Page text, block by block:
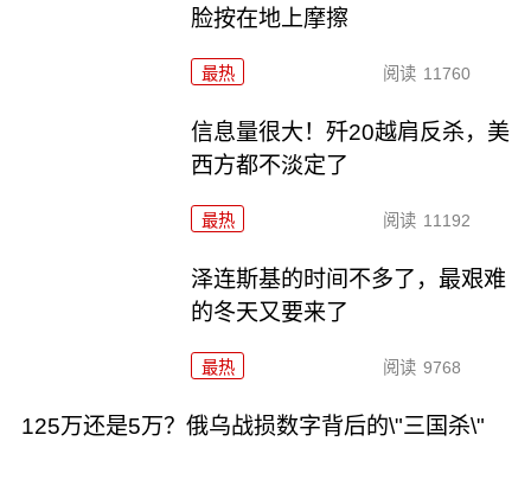
脸按在地上摩擦
最热 阅读 11760
信息量很大！歼20越肩反杀，美
西方都不淡定了
最热 阅读 11192
泽连斯基的时间不多了，最艰难
的冬天又要来了
最热 阅读 9768
125万还是5万？俄乌战损数字背后的\"三国杀\"